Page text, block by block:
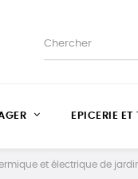
EPICERIE ET
et électrique de